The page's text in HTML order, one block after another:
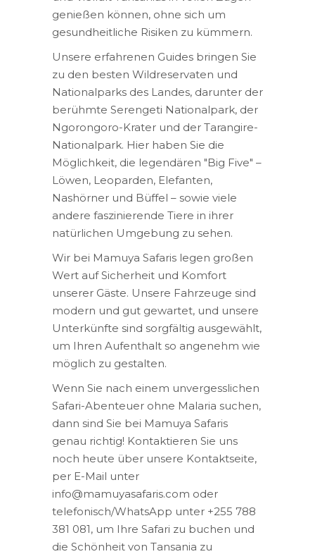
genießen können, ohne sich um
gesundheitliche Risiken zu kümmern.
Unsere erfahrenen Guides bringen Sie
zu den besten Wildreservaten und
Nationalparks des Landes, darunter der
berühmte Serengeti Nationalpark, der
Ngorongoro-Krater und der Tarangire-
Nationalpark. Hier haben Sie die
Möglichkeit, die legendären "Big Five" –
Löwen, Leoparden, Elefanten,
Nashörner und Büffel – sowie viele
andere faszinierende Tiere in ihrer
natürlichen Umgebung zu sehen.
Wir bei Mamuya Safaris legen großen
Wert auf Sicherheit und Komfort
unserer Gäste. Unsere Fahrzeuge sind
modern und gut gewartet, und unsere
Unterkünfte sind sorgfältig ausgewählt,
um Ihren Aufenthalt so angenehm wie
möglich zu gestalten.
Wenn Sie nach einem unvergesslichen
Safari-Abenteuer ohne Malaria suchen,
dann sind Sie bei Mamuya Safaris
genau richtig! Kontaktieren Sie uns
noch heute über unsere Kontaktseite,
per E-Mail unter
info@mamuyasafaris.com oder
telefonisch/WhatsApp unter +255 788
381 081, um Ihre Safari zu buchen und
die Schönheit von Tansania zu